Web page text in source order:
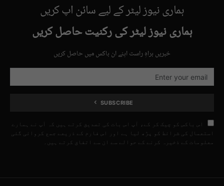
ہماری نیوز لیٹر کے لیے سائن اپ کریں
ہماری نیوز لیٹر کی رکنیت حاصل کریں
خبریں براہِ راست اپنے ان باکس میں حاصل کریں
SUBSCRIBE
اس باکس کو چیک کر کے، آپ اس بات کی تصدیق کرتے ہیں کہ آپ نے ہمارے
استعمال کی شرائط کو پڑھ لیا ہے اور اس فارم کے ذریعے جمع کروائی گئی
معلومات کے ذخیرہ کرنے کے حوالے سے ان سے اتفاق کرتے ہیں۔